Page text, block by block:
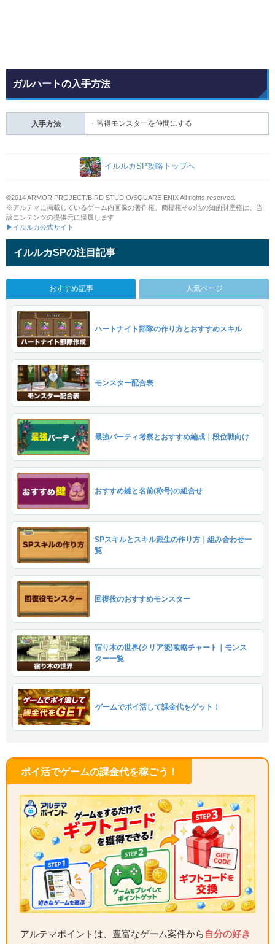
ガルハートの入手方法
入手方法 ・習得モンスターを仲間にする
イルルカSP攻略トップへ
©2014 ARMOR PROJECT/BIRD STUDIO/SQUARE ENIX All rights reserved.
※アルテマに掲載しているゲーム内画像の著作権、商標権その他の知的財産権は、当
該コンテンツの提供元に帰属します
▶イルルカ公式サイト
イルルカSPの注目記事
おすすめ記事 人気ページ
ハートナイト部隊の作り方とおすすめスキル
モンスター配合表
最強パーティ考察とおすすめ編成｜段位戦向け
おすすめ鍵と名前(称号)の組合せ
SPスキルとスキル派生の作り方｜組み合わせ一
覧
回復役のおすすめモンスター
宿り木の世界(クリア後)攻略チャート｜モンス
ター一覧
ゲームでポイ活して課金代をゲット！
ポイ活でゲームの課金代を稼ごう！
アルテマポイントは、豊富なゲーム案件から 自分の好き